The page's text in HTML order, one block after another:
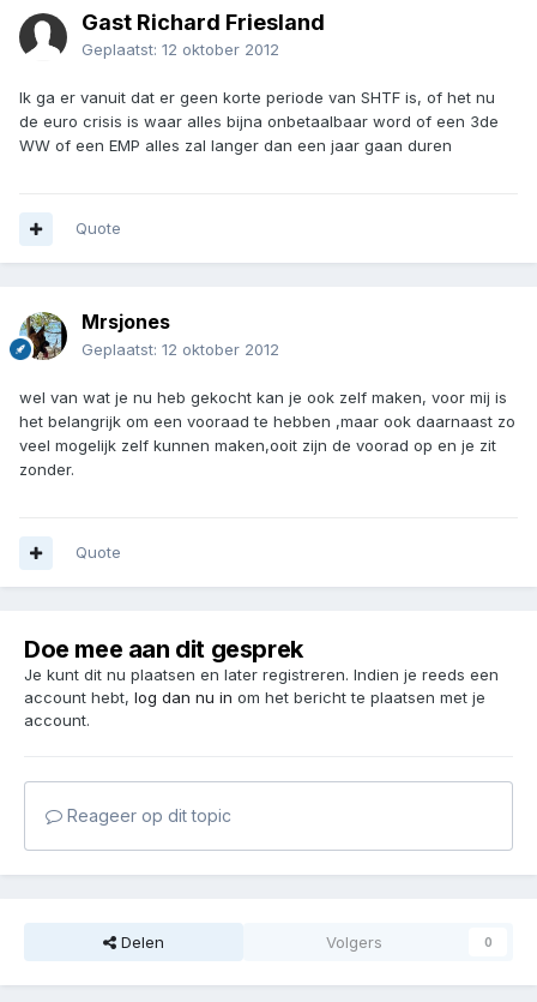
Gast Richard Friesland
Geplaatst: 12 oktober 2012
Ik ga er vanuit dat er geen korte periode van SHTF is, of het nu
de euro crisis is waar alles bijna onbetaalbaar word of een 3de
WW of een EMP alles zal langer dan een jaar gaan duren
Quote
Mrsjones
Geplaatst: 12 oktober 2012
wel van wat je nu heb gekocht kan je ook zelf maken, voor mij is
het belangrijk om een vooraad te hebben ,maar ook daarnaast zo
veel mogelijk zelf kunnen maken,ooit zijn de voorad op en je zit
zonder.
Quote
Doe mee aan dit gesprek
Je kunt dit nu plaatsen en later registreren. Indien je reeds een
account hebt, log dan nu in om het bericht te plaatsen met je
account.
Reageer op dit topic
Delen Volgers 0